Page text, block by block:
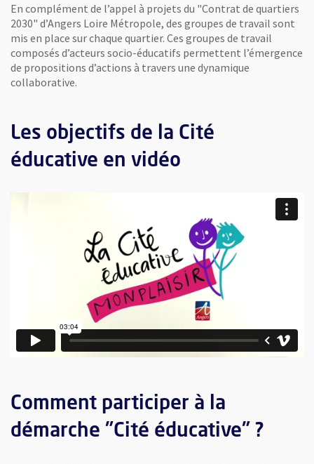
En complément de l’appel à projets du "Contrat de quartiers
2030" d’Angers Loire Métropole, des groupes de travail sont
mis en place sur chaque quartier. Ces groupes de travail
composés d’acteurs socio-éducatifs permettent l’émergence
de propositions d’actions à travers une dynamique
collaborative.
Les objectifs de la Cité
éducative en vidéo
Comment participer à la
démarche "Cité éducative" ?